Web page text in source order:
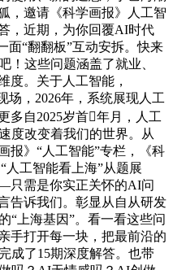
，邀请《科学画报》人工智
，近期，为你回覆AI时代
面“翻翻板”互动安拆。快来
！这些问题涵盖了就业、
度。关于人工智能，
场，2026年，系统展现人工
多自2025岁首年月，人工
度改变着我们的世界。从
》“人工智能”专栏，《科
人工智能看上海”从题展
只需是你实正关怀的AI问
告诉我们。彰显从自从研发
“上海基因”。看一看这些问
手打开每一块，把最前沿的
成了15期深度解答。也带